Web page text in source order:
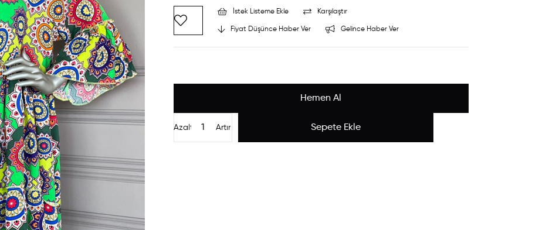
İstek Listeme Ekle Karşılaştır
Fiyat Düşünce Haber Ver Gelince Haber Ver
Artır
Azalt